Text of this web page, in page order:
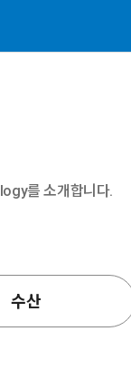
를 소개합니다.
수산